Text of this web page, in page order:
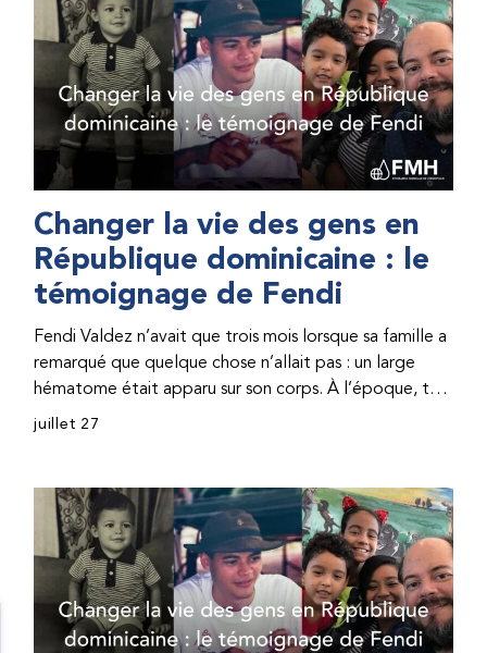
Changer la vie des gens en
République dominicaine : le
témoignage de Fendi
Fendi Valdez n’avait que trois mois lorsque sa famille a
remarqué que quelque chose n’allait pas : un large
hématome était apparu sur son corps. À l’époque, très
peu de professionnel·les de santé de République
correct, le traitement était encore largement
indisponible. Les concentrés de facteur étaient chers
et difficiles à se procurer. Afin que son traitement dure
plus longtemps, Fendi prenait parfois une dose
inférieure à celle prescrite. À cause de ces soins limités,
il avait fréquemment des saignements, manquait
juillet 27